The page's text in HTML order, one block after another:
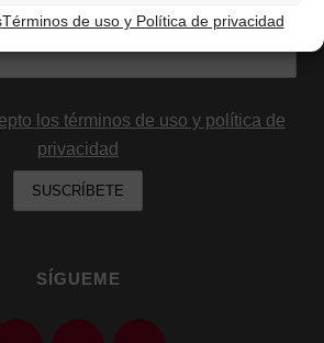
Términos de uso y Política de privacidad
los términos de uso y política de
privacidad
SÍGUEME